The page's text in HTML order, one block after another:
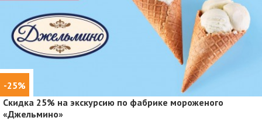
-25%
Cкидка 25% на экскурсию по фабрике мороженого
«Джельмино»